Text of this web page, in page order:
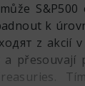
k
z akcií
a přesouvají